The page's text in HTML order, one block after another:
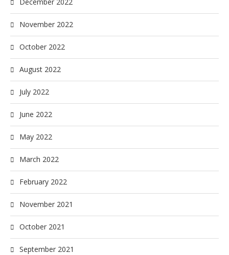
November 2022
October 2022
August 2022
July 2022
June 2022
May 2022
March 2022
February 2022
November 2021
October 2021
September 2021